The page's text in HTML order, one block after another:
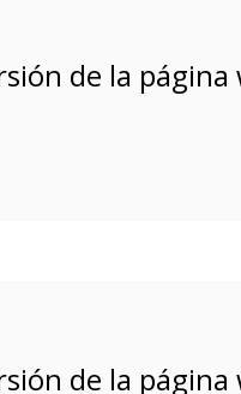
de la página
de la página